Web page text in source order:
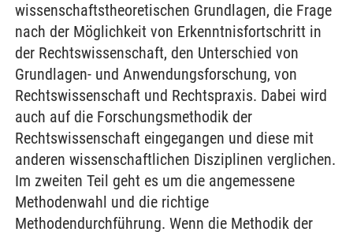
wissenschaftstheoretischen Grundlagen, die Frage
nach der Möglichkeit von Erkenntnisfortschritt in
der Rechtswissenschaft, den Unterschied von
Grundlagen- und Anwendungsforschung, von
Rechtswissenschaft und Rechtspraxis. Dabei wird
auch auf die Forschungsmethodik der
Rechtswissenschaft eingegangen und diese mit
anderen wissenschaftlichen Disziplinen verglichen.
Im zweiten Teil geht es um die angemessene
Methodenwahl und die richtige
Methodendurchführung. Wenn die Methodik der